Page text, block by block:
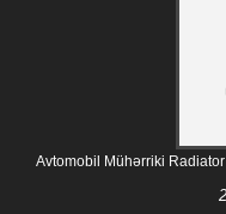
Avtomobil Mühərriki Radiator